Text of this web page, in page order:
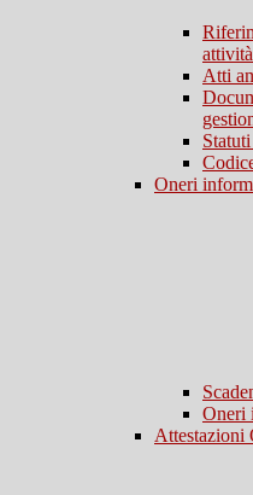
attività
Atti
Oneri
Oneri
Attestazioni